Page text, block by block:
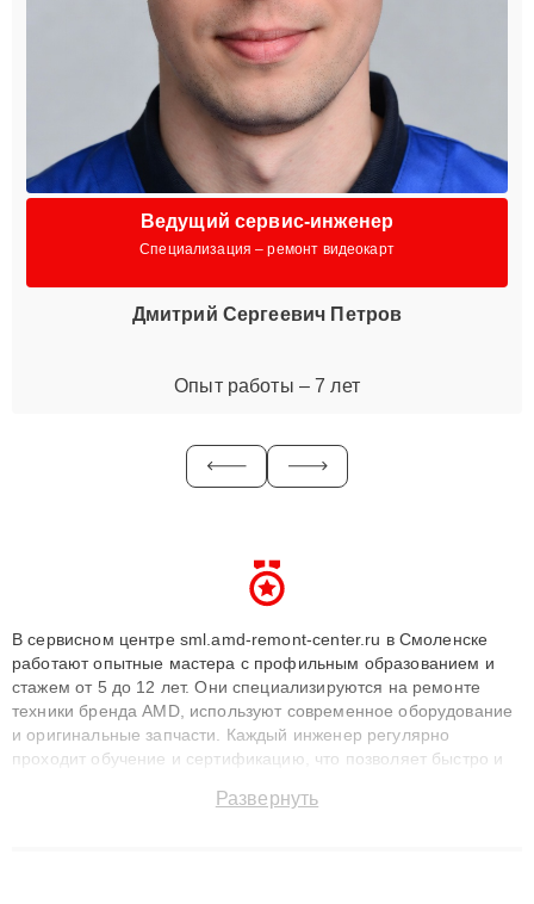
Ведущий сервис-инженер
Специализация – ремонт видеокарт
Дмитрий Сергеевич Петров
Опыт работы – 7 лет
В сервисном центре sml.amd-remont-center.ru в Смоленске
работают опытные мастера с профильным образованием и
стажем от 5 до 12 лет. Они специализируются на ремонте
техники бренда AMD, используют современное оборудование
и оригинальные запчасти. Каждый инженер регулярно
проходит обучение и сертификацию, что позволяет быстро и
сохранением гарантии до 3 лет. Наши мастера решают
Развернуть